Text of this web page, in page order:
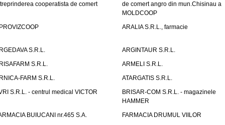
cooperatista de comert
de comert angro din mun.Chisinau a
MOLDCOOP
ARALIA S.R.L., farmacie
S.R.L.
ARGINTAUR S.R.L.
S.R.L.
ARMELI S.R.L.
FARM S.R.L.
ATARGATIS S.R.L.
S.R.L. - centrul medical VICTOR
BRISAR-COM S.R.L. - magazinele
HAMMER
BUIUCANI nr.465 S.A.
FARMACIA DRUMUL VIILOR